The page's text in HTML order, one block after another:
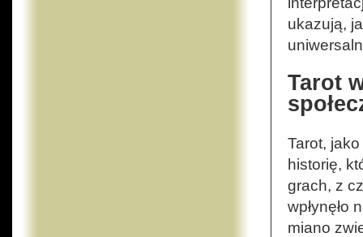
ukazują,
Tarot
Tarot,
historię,
grach, z
wpłynęło
miano